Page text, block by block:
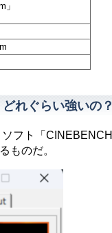
」
れぐらい強いの？
フト「CINEBENCH
ものだ。